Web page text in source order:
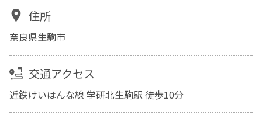
住所
奈良県生駒市
交通アクセス
近鉄けいはんな線 学研北生駒駅 徒歩10分